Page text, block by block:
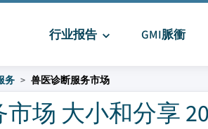
行业报告 GMI脈衝
务 兽医诊断服务市场
场 大小和分享